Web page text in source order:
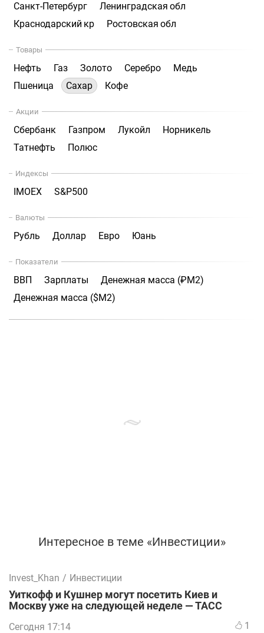
Санкт-Петербург
Ленинградская обл
Краснодарский кр
Ростовская обл
Товары
Нефть Газ Золото Серебро
Медь
Пшеница
Сахар Кофе
Акции
Сбербанк Газпром Лукойл
Норникель
Татнефть
Полюс
Индексы
IMOEX S&P500
Валюты
Рубль Доллар Евро Юань
Показатели
ВВП Зарплаты
Денежная масса (₽М2)
Денежная масса ($М2)
Интересное в теме «Инвестиции»
Invest_Khan / Инвестиции
Уиткофф и Кушнер могут посетить Киев и
Москву уже на следующей неделе — ТАСС
Сегодня 17:14 1